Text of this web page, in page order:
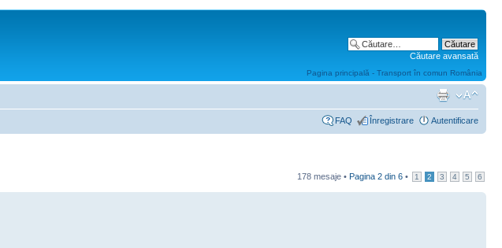
Căutare avansată
Pagina principală - Transport în comun România
FAQ Înregistrare Autentificare
178 mesaje • Pagina 2 din 6 • 1 2 3 4 5 6